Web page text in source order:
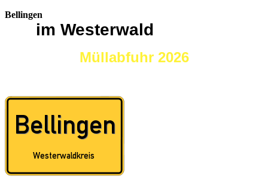
Bellingen
im Westerwald
Müllabfuhr 2026